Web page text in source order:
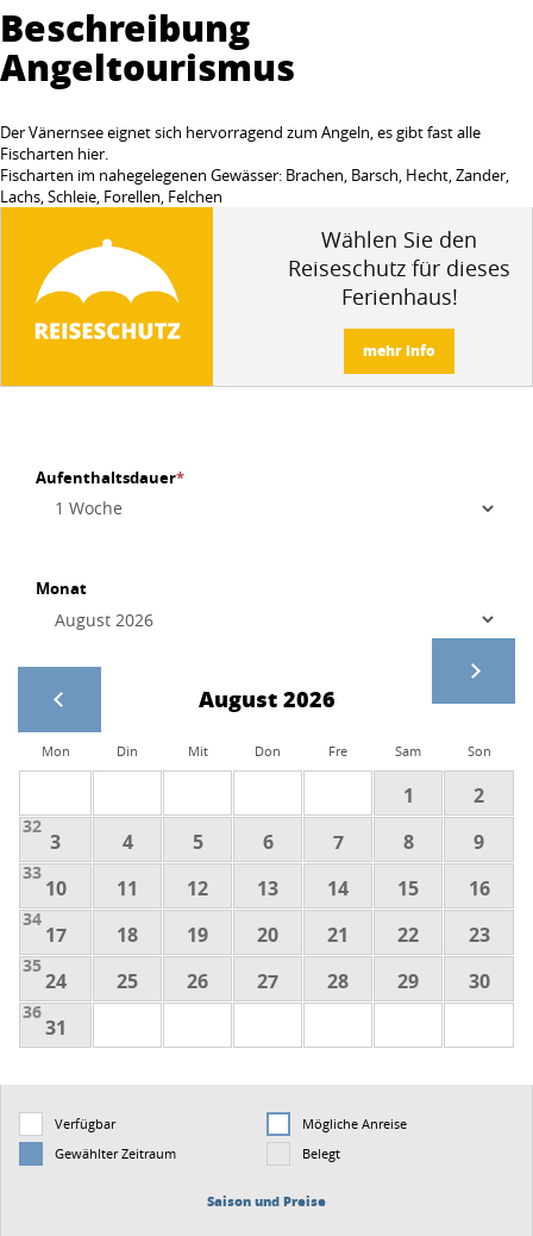
Beschreibung
Angeltourismus
Der Vänernsee eignet sich hervorragend zum Angeln, es gibt fast alle
Fischarten hier.
Fischarten im nahegelegenen Gewässer: Brachen, Barsch, Hecht, Zander,
Lachs, Schleie, Forellen, Felchen
Wählen Sie den
Reiseschutz für dieses
Ferienhaus!
mehr info
Aufenthaltsdauer*
Monat
August 2026
Mon Din Mit Don Fre Sam Son
1 2
32
3 4 5 6 7 8 9
33
10 11 12 13 14 15 16
34
17 18 19 20 21 22 23
35
24 25 26 27 28 29 30
36
31
Verfügbar
Mögliche Anreise
Gewählter Zeitraum
Belegt
Saison und Preise